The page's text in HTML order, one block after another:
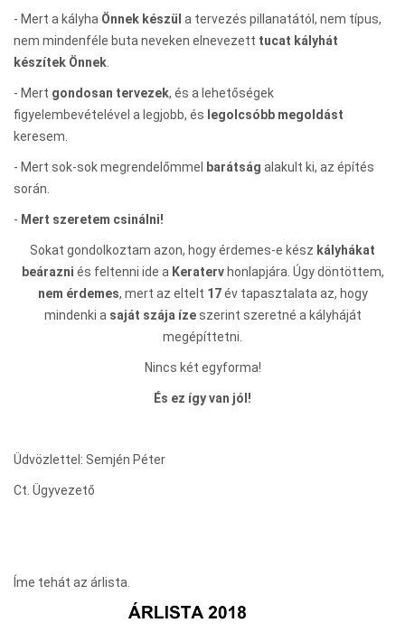
- Mert a kályha Önnek készül a tervezés pillanatától, nem típus,
nem mindenféle buta neveken elnevezett tucat kályhát
készítek Önnek
- Mert gondosan tervezek, és a lehetőségek
figyelembevételével a legjobb, és legolcsóbb megoldást
keresem.
- Mert sok-sok megrendelőmmel barátság alakult ki, az építés
során.
- Mert szeretem csinálni!
Sokat gondolkoztam azon, hogy érdemes-e kész kályhákat
beárazni és feltenni ide a Keratervhonlapjára. Úgy döntöttem,
nem érdemes, mert az eltelt 17év tapasztalata az, hogy
mindenki a saját szája ízeszerint szeretné a kályháját
megépíttetni.
Nincs két egyforma!
És ez így van jól!
Üdvözlettel: Semjén Péter
Ct. Ügyvezető
Íme tehát az árlista.